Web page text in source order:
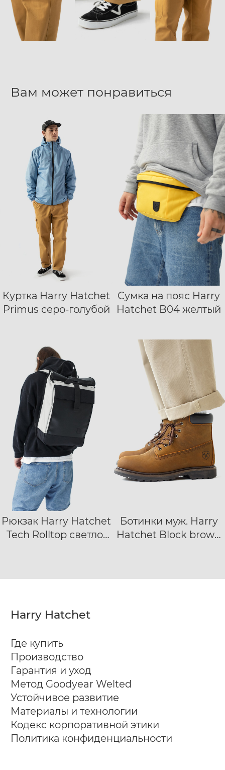
Вам может понравиться
Куртка Harry Hatchet
Primus серо-голубой
S M L XL
Сумка на пояс Harry
Hatchet B04 желтый
Рюкзак Harry Hatchet
Tech Rolltop светло-
Ботинки муж. Harry
Hatchet Block brown
40 41
42
43
44 45 46 47
Harry Hatchet
Где купить
Производство
Гарантия и уход
Метод Goodyear Welted
Устойчивое развитие
Материалы и технологии
Кодекс корпоративной этики
Политика конфиденциальности